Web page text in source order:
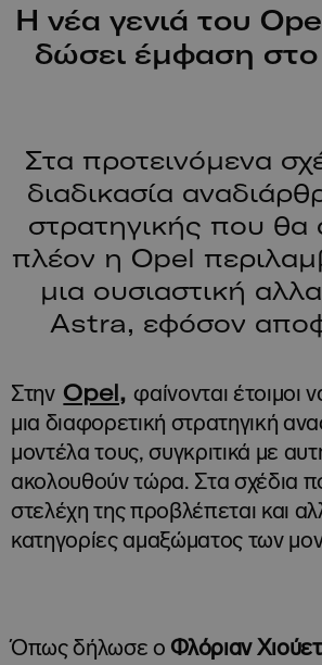
Η νέα γενιά του
δώσει έμφαση στο
Στα προτεινόμενα
διαδικασία
στρατηγικής που θα
πλέον η Opel
μια ουσιαστική
Astra, εφόσον
Στην Opel, φαίνονται
μια διαφορετική στρατηγική
μοντέλα τους, συγκριτικά με
ακολουθούν τώρα. Στα σχέδια
στελέχη της προβλέπεται και
κατηγορίες αμαξώματος των
Όπως δήλωσε ο Φλόριαν